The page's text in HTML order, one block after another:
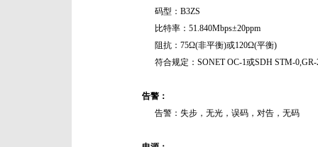
码型：B3ZS
比特率：51.840Mbps±20ppm
阻抗：75Ω(非平衡)或120Ω(平衡)
符合规定：SONET OC-1或SDH STM-0,GR-
告警：
告警：失步，无光，误码，对告，无码